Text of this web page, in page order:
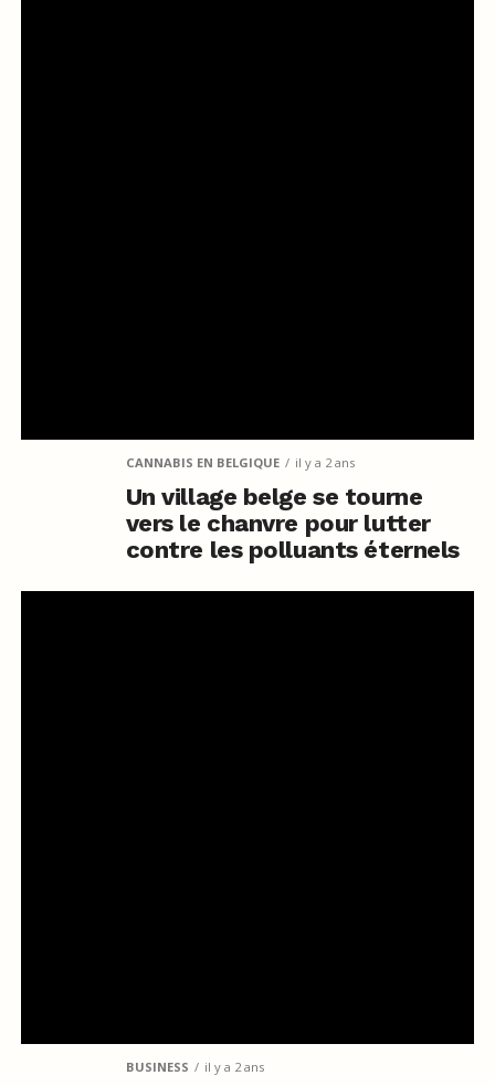
CANNABIS EN BELGIQUE il y a 2 ans
Un village belge se tourne
vers le chanvre pour lutter
contre les polluants éternels
BUSINESS il y a 2 ans